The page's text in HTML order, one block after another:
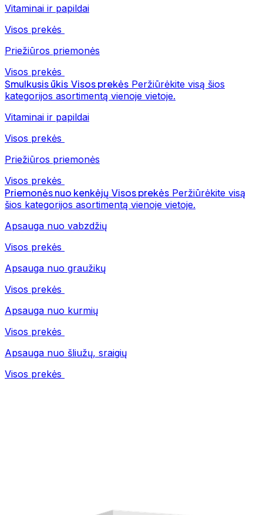
Vitaminai ir papildai
Visos prekės
Priežiūros priemonės
Visos prekės
Smulkusis ūkis Visos prekės Peržiūrėkite visą šios
kategorijos asortimentą vienoje vietoje.
Vitaminai ir papildai
Visos prekės
Priežiūros priemonės
Visos prekės
Priemonės nuo kenkėjų Visos prekės Peržiūrėkite visą
šios kategorijos asortimentą vienoje vietoje.
Apsauga nuo vabzdžių
Visos prekės
Apsauga nuo graužikų
Visos prekės
Apsauga nuo kurmių
Visos prekės
Apsauga nuo šliužų, sraigių
Visos prekės